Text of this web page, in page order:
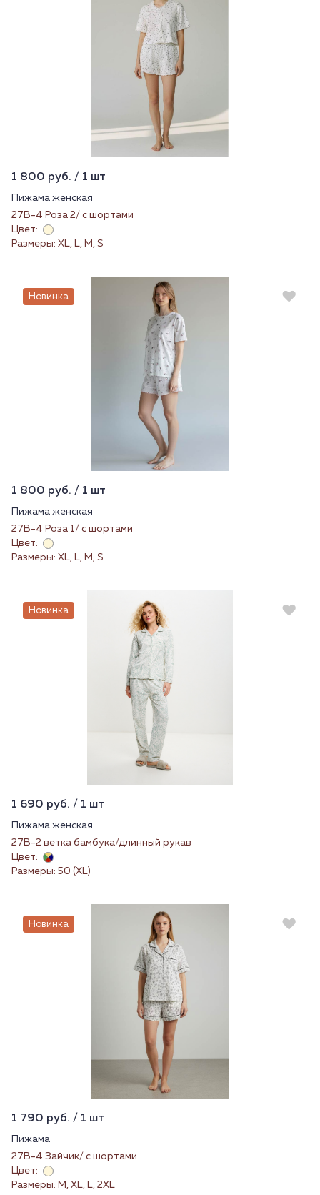
1 800 руб. / 1 шт
Пижама женская
27В-4 Роза 2/ с шортами
Цвет:
Размеры: XL, L, M, S
Новинка
1 800 руб. / 1 шт
Пижама женская
27В-4 Роза 1/ с шортами
Цвет:
Размеры: XL, L, M, S
Новинка
1 690 руб. / 1 шт
Пижама женская
27В-2 ветка бамбука/длинный рукав
Цвет:
Размеры: 50 (XL)
Новинка
1 790 руб. / 1 шт
Пижама
27В-4 Зайчик/ с шортами
Цвет:
Размеры: M, XL, L, 2XL